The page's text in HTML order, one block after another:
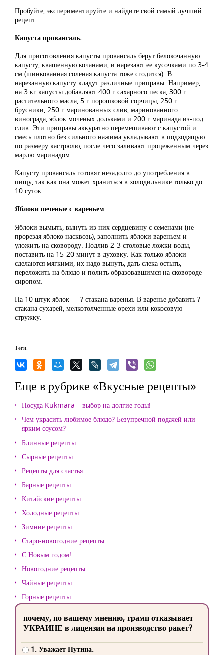
Пробуйте, экспериментируйте и найдите свой самый лучший
рецепт.
Капуста провансаль.
Для приготовления капусты провансаль берут белокочанную
капусту, квашенную кочанами, и нарезают ее кусочками по 3-4
см (шинкованная соленая капуста тоже сгодится). В
нарезанную капусту кладут различные приправы. Например,
на 3 кг капусты добавляют 400 г сахарного песка, 300 г
растительного масла, 5 г порошковой горчицы, 250 г
брусники, 250 г маринованных слив, маринованного
винограда, яблок моченых дольками и 200 г маринада из-под
слив. Эти приправы аккуратно перемешивают с капустой и
смесь плотно без сильного нажима укладывают в подходящую
по размеру кастрюлю, после чего заливают процеженным через
марлю маринадом.
Капусту провансаль готовят незадолго до употребления в
пищу, так как она может храниться в холодильнике только до
10 суток.
Яблоки печеные с вареньем
Яблоки вымыть, вынуть из них сердцевину с семенами (не
прорезая яблоко насквозь), заполнить яблоки вареньем и
уложить на сковороду. Подлив 2-3 столовые ложки воды,
поставить на 15-20 минут в духовку. Как только яблоки
сделаются мягкими, их надо вынуть, дать слека остыть,
переложить на блюдо и полить образовавшимся на сковороде
сиропом.
На 10 штук яблок — ? стакана варенья. В варенье добавить ?
стакана сухарей, мелкотолченные орехи или кокосовую
стружку.
Теги:
Еще в рубрике «Вкусные рецепты»
Посуда Kukmara – выбор на долгие годы!
Чем украсить любимое блюдо? Безупречной подачей или
ярким соусом?
Блинные рецепты
Сырные рецепты
Рецепты для счастья
Барные рецепты
Китайские рецепты
Холодные рецепты
Зимние рецепты
Старо-новогодние рецепты
С Новым годом!
Новогодние рецепты
Чайные рецепты
Горные рецепты
почему, по вашему мнению, трамп отказывает
УКРАИНЕ в лицензии на производство ракет?
1. Уважает Путина.